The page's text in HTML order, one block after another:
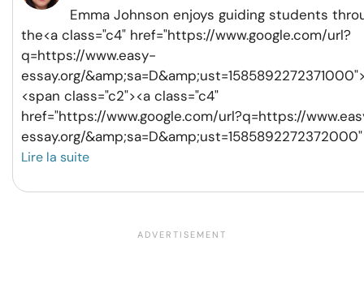
Emma Johnson enjoys guiding students
the<a class="c4" href="https://www.google.com/url?
q=https://www.easy-
essay.org/
<span class="c2"><a class="c4"
href="https://www.google.com/url?q=https://
essay.org/
Lire la suite